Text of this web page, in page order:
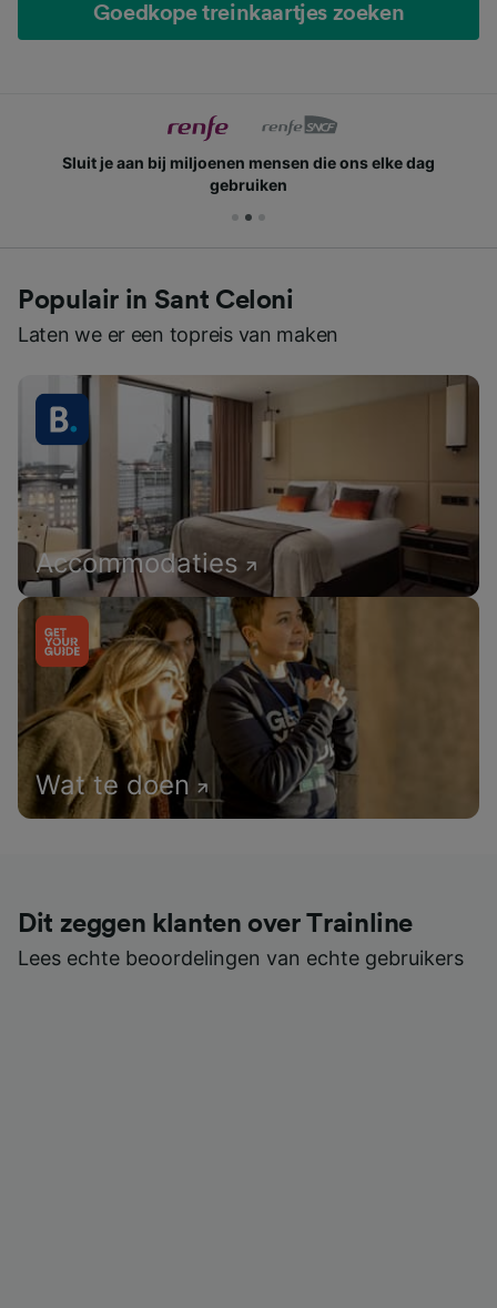
Goedkope treinkaartjes zoeken
Sluit je aan bij miljoenen mensen die ons elke dag
gebruiken
Populair in Sant Celoni
Laten we er een topreis van maken
Accommodaties
Wat te doen
Dit zeggen klanten over Trainline
Lees echte beoordelingen van echte gebruikers